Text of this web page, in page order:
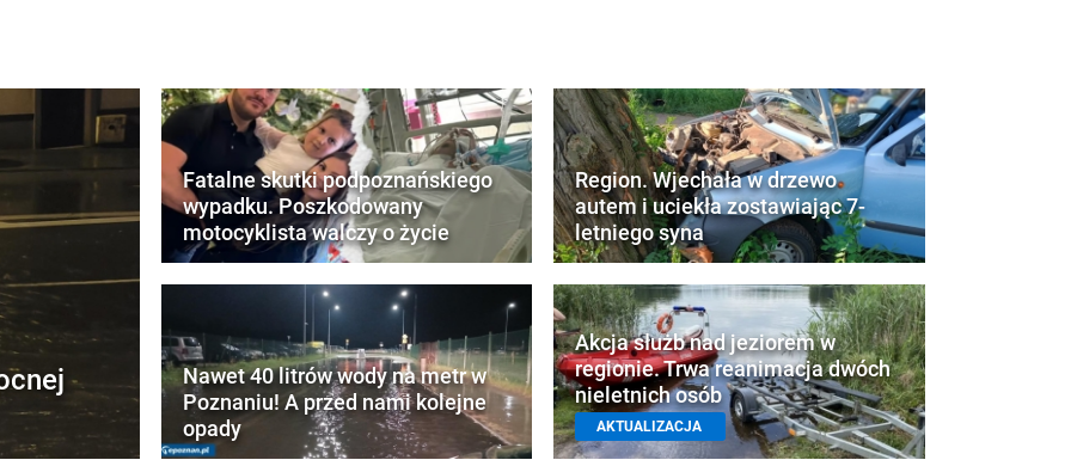
Fatalne skutki podpoznańskiego
wypadku. Poszkodowany
motocyklista walczy o życie
Nawet 40 litrów wody na metr w
Poznaniu! A przed nami kolejne
opady
Region. Wjechała w drzewo
autem i uciekła zostawiając 7-
letniego syna
Akcja służb nad jeziorem w
regionie. Trwa reanimacja dwóch
nieletnich osób
AKTUALIZACJA